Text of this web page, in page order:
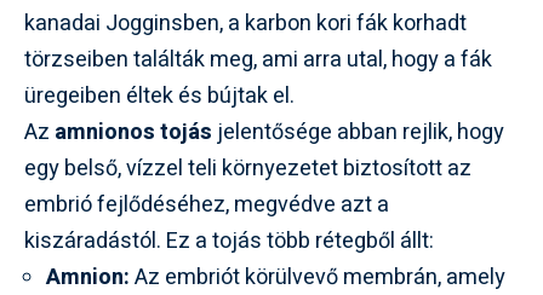
kanadai Jogginsben, a karbon kori fák korhadt
törzseiben találták meg, ami arra utal, hogy a fák
üregeiben éltek és bújtak el.
Az amnionos tojás jelentősége abban rejlik, hogy
egy belső, vízzel teli környezetet biztosított az
embrió fejlődéséhez, megvédve azt a
kiszáradástól. Ez a tojás több rétegből állt:
Amnion:Az embriót körülvevő membrán, amely